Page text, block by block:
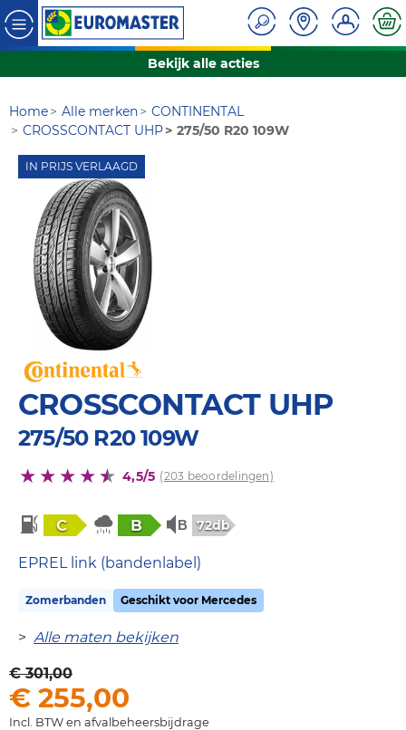
Bekijk alle acties
Home Alle merken
CONTINENTAL
CROSSCONTACT UHP
275/50 R20 109W
IN PRIJS VERLAAGD
CROSSCONTACT UHP
275/50 R20 109W
4,5/5 (203 beoordelingen)
C B 72db
EPREL link (bandenlabel)
Zomerbanden Geschikt voor Mercedes
> Alle maten bekijken
€ 301,00
€ 255,00
Incl. BTW en afvalbeheersbijdrage